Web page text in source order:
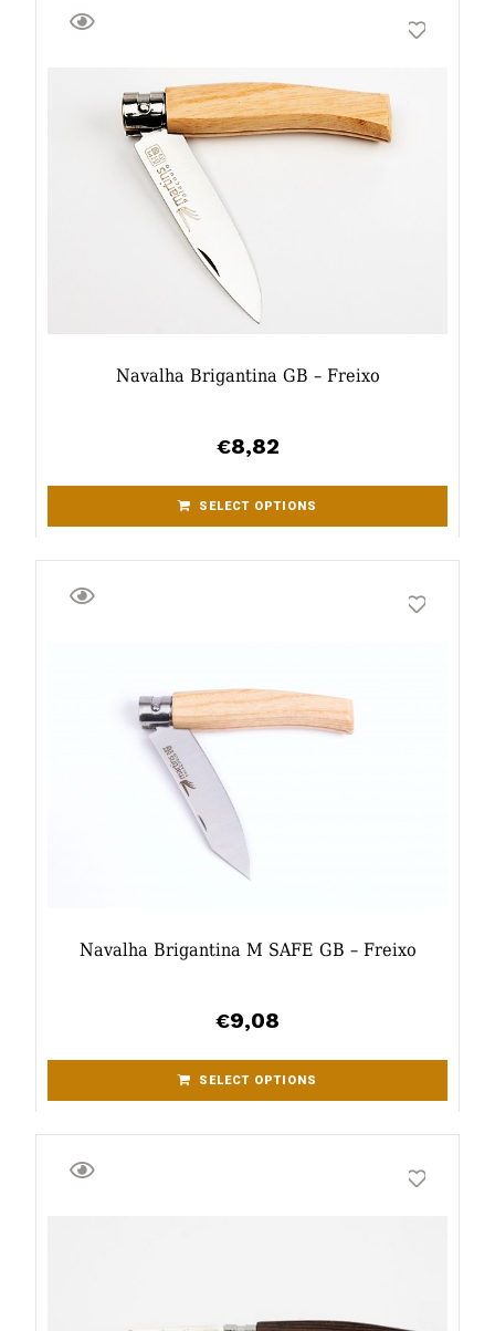
Navalha Brigantina GB – Freixo
€8,82
SELECT OPTIONS
Navalha Brigantina M SAFE GB – Freixo
€9,08
SELECT OPTIONS